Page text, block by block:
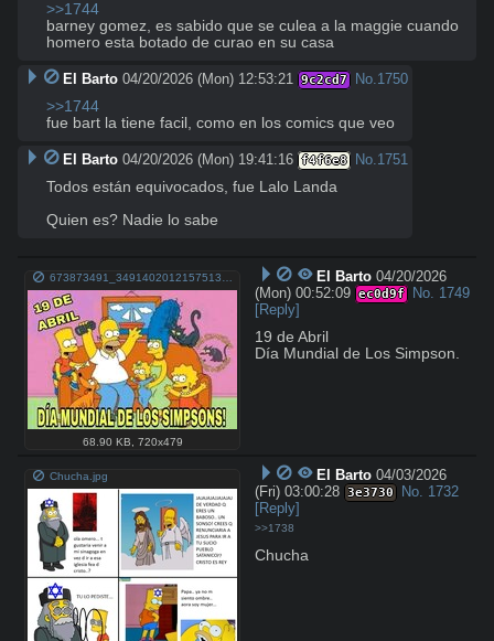
>>1744
barney gomez, es sabido que se culea a la maggie cuando
homero esta botado de curao en su casa
El Barto 04/20/2026 (Mon) 12:53:21 9c2cd7 No.1750
>>1744
fue bart la tiene facil, como en los comics que veo
El Barto 04/20/2026 (Mon) 19:41:16 f4f6e8 No.1751
Todos están equivocados, fue Lalo Landa
Quien es? Nadie lo sabe
673873491_34914020121575131_1589967084993158172_n.jpg
68.90 KB, 720x479
El Barto 04/20/2026
(Mon) 00:52:09 ec0d9f No. 1749
[Reply]
19 de Abril
Día Mundial de Los Simpson.
Chucha.jpg El Barto 04/03/2026
(Fri) 03:00:28 3e3730 No. 1732
[Reply]
>>1738
Chucha